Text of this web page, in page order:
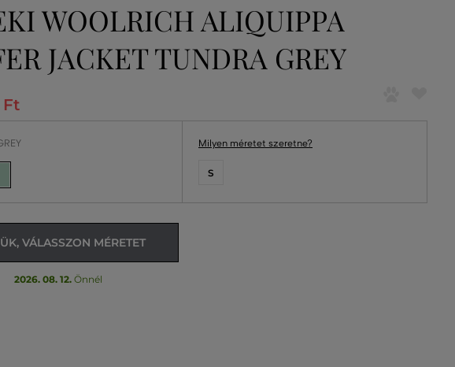
WOOLRICH ALIQUIPPA
JACKET TUNDRA GREY
Ft
Milyen méretet szeretne?
S
VÁLASSZON MÉRETET
2026. 08. 12. Önnél